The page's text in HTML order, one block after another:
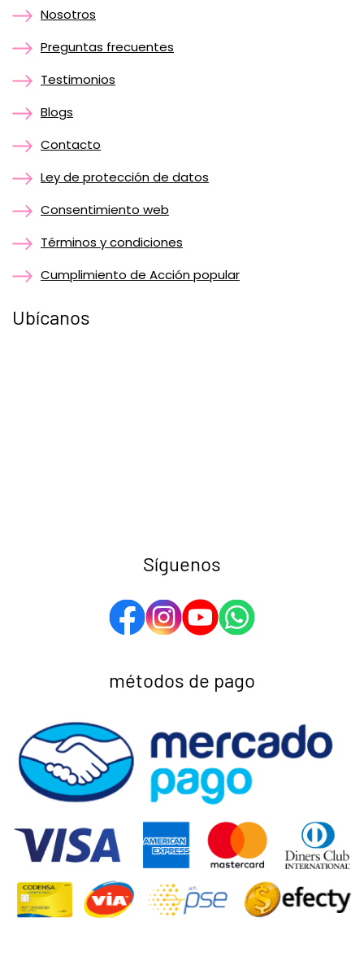
Nosotros
Preguntas frecuentes
Testimonios
Blogs
Contacto
Ley de protección de datos
Consentimiento web
Términos y condiciones
Cumplimiento de Acción popular
Ubícanos
Síguenos
métodos de pago